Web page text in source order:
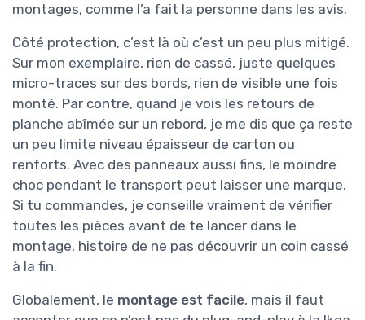
montages, comme l’a fait la personne dans les avis.
Côté protection, c’est là où c’est un peu plus mitigé.
Sur mon exemplaire, rien de cassé, juste quelques
micro-traces sur des bords, rien de visible une fois
monté. Par contre, quand je vois les retours de
planche abîmée sur un rebord, je me dis que ça reste
un peu limite niveau épaisseur de carton ou
renforts. Avec des panneaux aussi fins, le moindre
choc pendant le transport peut laisser une marque.
Si tu commandes, je conseille vraiment de vérifier
toutes les pièces avant de te lancer dans le
montage, histoire de ne pas découvrir un coin cassé
à la fin.
Globalement, le montage est facile, mais il faut